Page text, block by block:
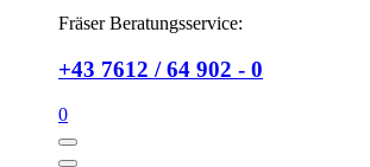
Fräser Beratungsservice:
+43 7612 / 64 902 - 0
0